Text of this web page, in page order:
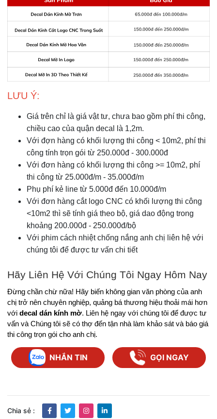
LƯU Ý:
Giá trên chỉ là giá vật tư, chưa bao gồm phí thi công,
chiều cao của quận decal là 1,2m.
Với đợn hàng có khối lượng thi công < 10m2, phí thi
công tính trọn gói từ 250.000đ - 300.000đ
Với đơn hàng có khối lượng thi công >= 10m2, phí
thi công từ 25.000đ/m - 35.000đ/m
Phụ phí kẻ line từ 5.000đ đến 10.000đ/m
Với đơn hàng cắt logo CNC có khối lượng thi công
<10m2 thì sẽ tính giá theo bộ, giá dao động trong
khoảng 200.000đ - 250.000đ/bộ
Với phim cách nhiệt chống nắng anh chị liên hệ với
chúng tôi để được tư vấn chi tiết
Hãy Liên Hệ Với Chúng Tôi Ngay Hôm Nay
Đừng chần chừ nữa! Hãy biến không gian văn phòng của anh
chị trở nên chuyên nghiệp, quảng bá thương hiệu thoải mái hơn
với decal dán kính mờ. Liên hệ ngay với chúng tôi để được tư
vấn và Chúng tôi sẽ có thợ đến tận nhà làm khảo sát và báo giá
thi công trọn gói cho anh chị.
NHẮN TIN GỌI NGAY
Chia sẻ :